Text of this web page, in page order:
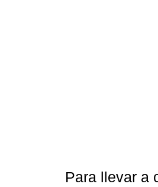
Para llevar a